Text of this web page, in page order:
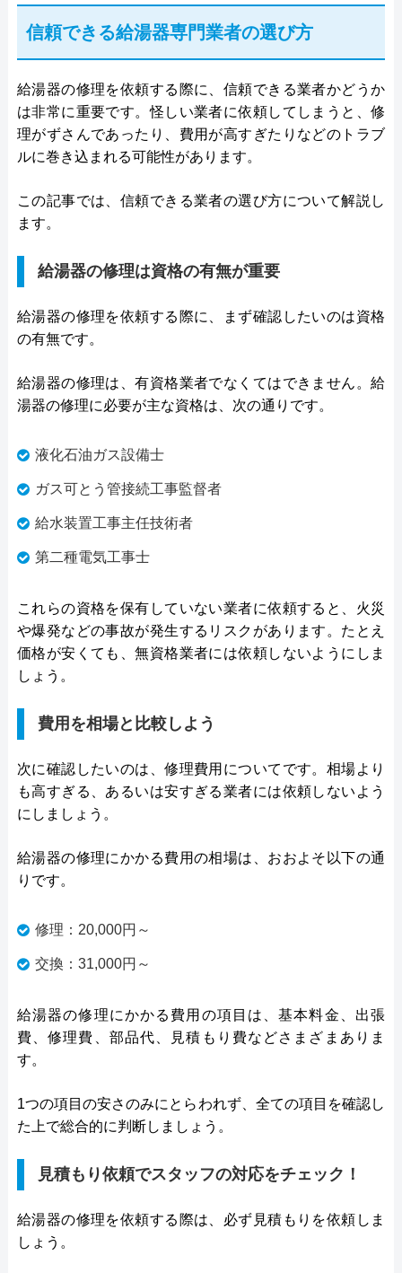
信頼できる給湯器専門業者の選び方
給湯器の修理を依頼する際に、信頼できる業者かどうか
は非常に重要です。怪しい業者に依頼してしまうと、修
理がずさんであったり、費用が高すぎたりなどのトラブ
ルに巻き込まれる可能性があります。
この記事では、信頼できる業者の選び方について解説し
ます。
給湯器の修理は資格の有無が重要
給湯器の修理を依頼する際に、まず確認したいのは資格
の有無です。
給湯器の修理は、有資格業者でなくてはできません。給
湯器の修理に必要が主な資格は、次の通りです。
液化石油ガス設備士
ガス可とう管接続工事監督者
給水装置工事主任技術者
第二種電気工事士
これらの資格を保有していない業者に依頼すると、火災
や爆発などの事故が発生するリスクがあります。たとえ
価格が安くても、無資格業者には依頼しないようにしま
しょう。
費用を相場と比較しよう
次に確認したいのは、修理費用についてです。相場より
も高すぎる、あるいは安すぎる業者には依頼しないよう
にしましょう。
給湯器の修理にかかる費用の相場は、おおよそ以下の通
りです。
修理：20,000円～
交換：31,000円～
給湯器の修理にかかる費用の項目は、基本料金、出張
費、修理費、部品代、見積もり費などさまざまありま
す。
1つの項目の安さのみにとらわれず、全ての項目を確認し
た上で総合的に判断しましょう。
見積もり依頼でスタッフの対応をチェック！
給湯器の修理を依頼する際は、必ず見積もりを依頼しま
しょう。